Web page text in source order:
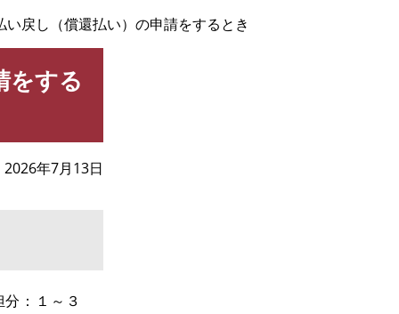
戻し（償還払い）の申請をするとき
をする
2026年7月13日
：１～３